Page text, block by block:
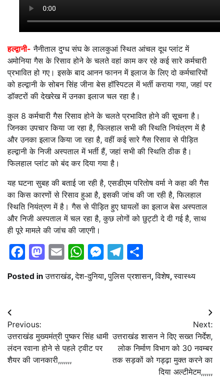
हल्द्वानी- नैनीताल दुग्ध संघ के लालकुआं स्थित आंचल दूध प्लांट में
अमोनिया गैस के रिसाव होने के चलते वहां काम कर रहे कई सारे कर्मचारी
प्रभावित हो गए। इसके बाद आनन फानन में इलाज के लिए दो कर्मचारियों
को हल्द्वानी के सोबन सिंह जीना बेस हॉस्पिटल में भर्ती कराया गया, जहां पर
डॉक्टरों की देखरेख में उनका इलाज चल रहा है।
कुल 8 कर्मचारी गैस रिसाव होने के चलते प्रभावित होने की सूचना है।
जिनका उपचार किया जा रहा है, फिलहाल सभी की स्थिति नियंत्रण में है
और उनका इलाज किया जा रहा है, वहीं कई सारे गैस रिसाव से पीड़ित
हल्द्वानी के निजी अस्पताल में भर्ती हैं, जहां सभी की स्थिति ठीक है।
फिलहाल प्लांट को बंद कर दिया गया है।
यह घटना सुबह की बताई जा रही है, एसडीएम परितोष वर्मा ने कहा की गैस
का किस कारणों से रिसाव हुआ है, इसकी जांच की जा रही है, फिलहाल
स्थिति नियंत्रण में है। गैस से पीड़ित हुए घायलों का इलाज बेस अस्पताल
और निजी अस्पताल में चल रहा है, कुछ लोगों को छुट्टी दे दी गई है, साथ
ही पूरे मामले की जांच की जाएगी।
Facebook
Mastodon
EmailWhatsApp
Messenger
Telegram
Posted inउत्तराखंड,देश-दुनिया,पुलिस प्रशासन,विशेष,स्वास्थ्य
Post
navigation
Previous:
उत्तराखंड मुख्यमंत्री पुष्कर सिंह धामी
लंदन रवाना होने से पहले ट्वीट पर
शैयर की जानकारी,,,,,,,
Next:
उत्तराखंड शासन ने दिए सख्त निर्देश,
लोक निर्माण विभाग को 30 नवम्बर
तक सड़कों को गड्ढ़ा मुक्त करने का
दिया अल्टीमेटम,,,,,,